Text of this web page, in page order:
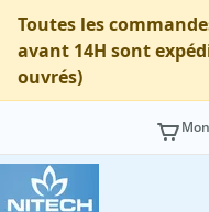
Toutes les
avant 14H sont
ouvrés)